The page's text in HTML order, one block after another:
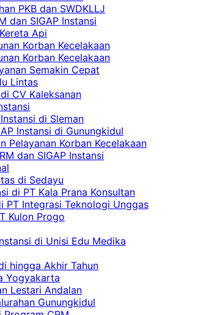
PKB dan SWDKLLJ
dan SIGAP Instansi
Api
Korban Kecelakaan
Korban Kecelakaan
Semakin Cepat
Lintas
CV Kaleksanan
di Sleman
Instansi di Gunungkidul
Pelayanan Korban Kecelakaan
dan SIGAP Instansi
di Sedayu
di PT Kala Prana Konsultan
PT Integrasi Teknologi Unggas
Kulon Progo
di Unisi Edu Medika
hingga Akhir Tahun
Yogyakarta
Lestari Andalan
Gunungkidul